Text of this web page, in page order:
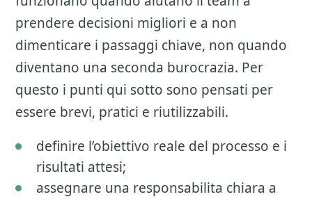
prendere decisioni migliori e a non
dimenticare i passaggi chiave, non quando
diventano una seconda burocrazia. Per
questo i punti qui sotto sono pensati per
essere brevi, pratici e riutilizzabili.
definire l’obiettivo reale del processo e i
risultati attesi;
assegnare una responsabilita chiara a